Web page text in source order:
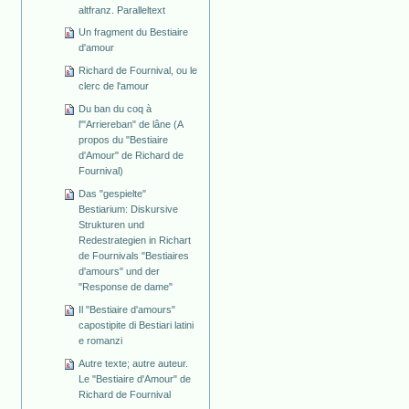
altfranz. Paralleltext
Un fragment du Bestiaire
d'amour
Richard de Fournival, ou le
clerc de l'amour
Du ban du coq à
l'"Arriereban" de lâne (A
propos du "Bestiaire
d'Amour" de Richard de
Fournival)
Das "gespielte"
Bestiarium: Diskursive
Strukturen und
Redestrategien in Richart
de Fournivals "Bestiaires
d'amours" und der
"Response de dame"
Il "Bestiaire d'amours"
capostipite di Bestiari latini
e romanzi
Autre texte; autre auteur.
Le "Bestiaire d'Amour" de
Richard de Fournival